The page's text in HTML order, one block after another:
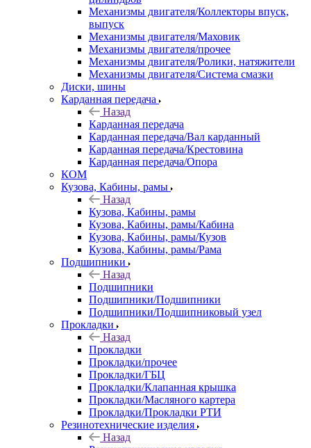
Механизмы двигателя/Коллекторы впуск,
выпуск
Механизмы двигателя/Маховик
Механизмы двигателя/прочее
Механизмы двигателя/Ролики, натяжители
Механизмы двигателя/Система смазки
Диски, шины
Карданная передача
Назад
Карданная передача
Карданная передача/Вал карданный
Карданная передача/Крестовина
Карданная передача/Опора
КОМ
Кузова, Кабины, рамы
Назад
Кузова, Кабины, рамы
Кузова, Кабины, рамы/Кабина
Кузова, Кабины, рамы/Кузов
Кузова, Кабины, рамы/Рама
Подшипники
Назад
Подшипники
Подшипники/Подшипники
Подшипники/Подшипниковый узел
Прокладки
Назад
Прокладки
Прокладки/прочее
Прокладки/ГБЦ
Прокладки/Клапанная крышка
Прокладки/Масляного картера
Прокладки/Прокладки РТИ
Резинотехнические изделия
Назад